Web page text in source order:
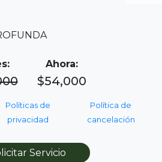
Ahora:
$54,000
Políticas de
privacidad
Política de
cancelación
Servicio